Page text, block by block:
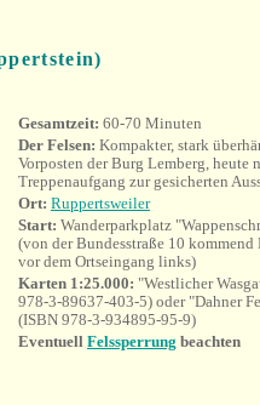
Gesamtzeit: 60-70 Minuten
Der Felsen: Kompakter, stark
Vorposten der Burg Lemberg, heute
Treppenaufgang zur gesicherten
Ort: Ruppertsweiler
Start: Wanderparkplatz
(von der Bundesstraße 10
vor dem Ortseingang links)
Karten 1:25.000: "Westlicher
978-3-89637-403-5) oder "Dahner
(ISBN 978-3-934895-95-9)
Eventuell Felssperrung beachten